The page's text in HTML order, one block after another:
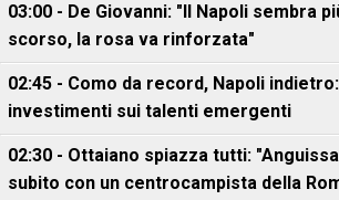
03:00 - De Giovanni: "Il Napoli sembra
scorso, la rosa va rinforzata"
02:45 - Como da record, Napoli
investimenti sui talenti emergenti
02:30 - Ottaiano spiazza tutti:
subito con un centrocampista della